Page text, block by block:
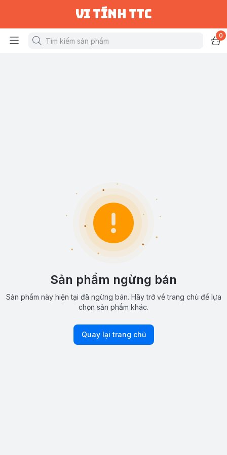
vi tính ttc
0
Sản phẩm ngừng bán
Sản phẩm này hiện tại đã ngừng bán. Hãy trở về trang chủ để lựa
chọn sản phẩm khác.
Quay lại trang chủ